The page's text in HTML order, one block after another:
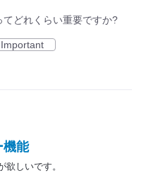
てどれくらい重要ですか?
Important
機能
欲しいです。